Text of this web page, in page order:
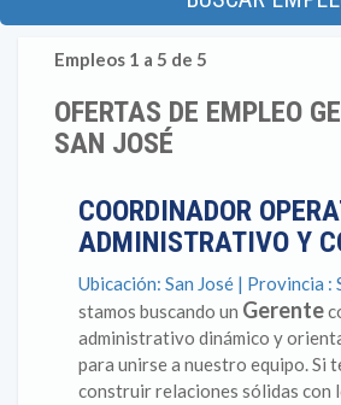
Empleos 1 a 5 de 5
OFERTAS DE EMPLEO
SAN JOSÉ
COORDINADOR
ADMINISTRATIVO Y
Ubicación: San José | Provincia :
stamos buscando un Gerente
administrativo dinámico y
para unirse a nuestro equipo. Si
construir relaciones sólidas con